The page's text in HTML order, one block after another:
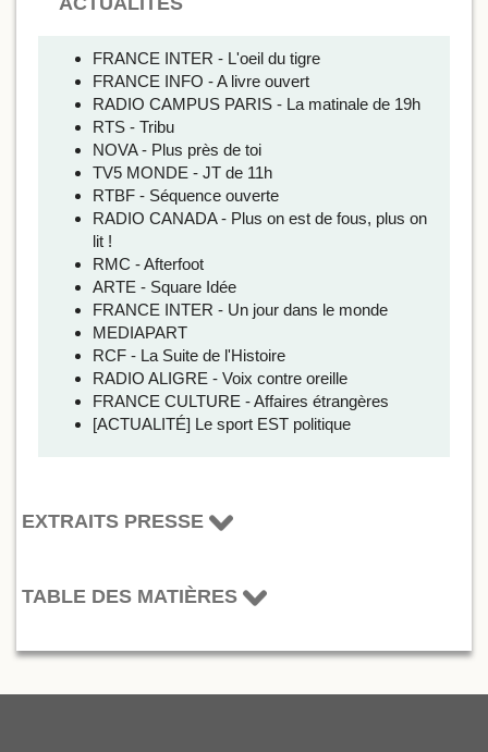
FRANCE INTER - L'oeil du tigre
FRANCE INFO - A livre ouvert
RADIO CAMPUS PARIS - La matinale de 19h
RTS - Tribu
NOVA - Plus près de toi
TV5 MONDE - JT de 11h
RTBF - Séquence ouverte
RADIO CANADA - Plus on est de fous, plus on
lit !
RMC - Afterfoot
ARTE - Square Idée
FRANCE INTER - Un jour dans le monde
MEDIAPART
RCF - La Suite de l'Histoire
RADIO ALIGRE - Voix contre oreille
FRANCE CULTURE - Affaires étrangères
[ACTUALITÉ] Le sport EST politique
EXTRAITS PRESSE
TABLE DES MATIÈRES